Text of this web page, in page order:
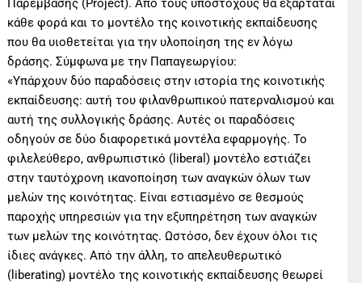
κάθε φορά και το μοντέλο της κοινοτικής εκπαίδευσης
που θα υιοθετείται για την υλοποίηση της εν λόγω
δράσης. Σύμφωνα με την Παπαγεωργίου:
«Υπάρχουν δύο παραδόσεις στην ιστορία της κοινοτικής
εκπαίδευσης: αυτή του φιλανθρωπικού πατερναλισμού και
αυτή της συλλογικής δράσης. Αυτές οι παραδόσεις
οδηγούν σε δύο διαφορετικά μοντέλα εφαρμογής. Το
φιλελεύθερο, ανθρωπιστικό (liberal) μοντέλο εστιάζει
στην ταυτόχρονη ικανοποίηση των αναγκών όλων των
μελών της κοινότητας. Είναι εστιασμένο σε θεσμούς
παροχής υπηρεσιών για την εξυπηρέτηση των αναγκών
των μελών της κοινότητας. Ωστόσο, δεν έχουν όλοι τις
ίδιες ανάγκες. Από την άλλη, το απελευθερωτικό
(liberating) μοντέλο της κοινοτικής εκπαίδευσης θεωρεί